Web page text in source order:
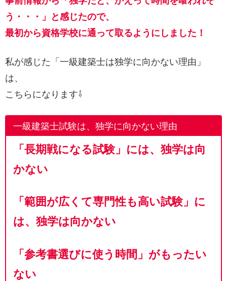
う・・・」と感じたので、
最初から資格学校に通って取るようにしました！
私が感じた「一級建築士は独学に向かない理由」
は、
こちらになります⇩
一級建築士試験は、独学に向かない理由
「長期戦になる試験」には、独学は向
かない
「範囲が広くて専門性も高い試験」に
は、独学は向かない
「参考書選びに使う時間」がもったい
ない